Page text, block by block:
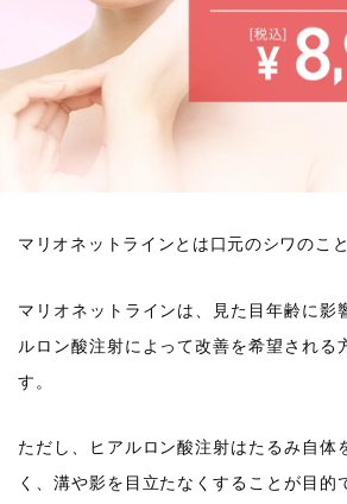
マリオネットラインとは口元のシワのこ
マリオネットラインは、見た目年齢に影
ルロン酸注射によって改善を希望される
す。
ただし、ヒアルロン酸注射はたるみ自体
く、溝や影を目立たなくすることが目的